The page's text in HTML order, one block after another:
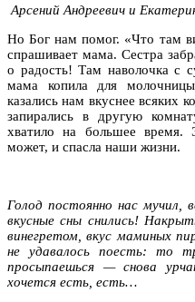
Арсений Андреевич и
Но Бог нам помог. «Что там
спрашивает мама. Сестра
о радость! Там наволочка с
мама копила для
казались нам вкуснее всяких
запирались в другую
хватило на большее время.
может, и спасла наши жизни.
Голод постоянно нас мучил,
вкусные сны снились!
винегретом, вкус маминых
не удавалось поесть: то
просыпаешься — снова
хочется есть, есть…